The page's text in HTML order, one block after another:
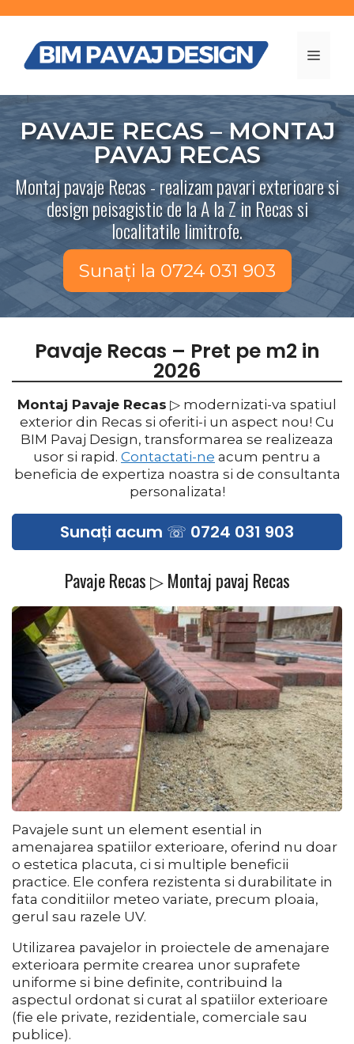
conținut
PAVAJE RECAS – MONTAJ
PAVAJ RECAS
Montaj pavaje Recas - realizam pavari exterioare si
design peisagistic de la A la Z in Recas si
localitatile limitrofe.
Sunați la 0724 031 903
Pavaje Recas – Pret pe m2 in
2026
Montaj Pavaje Recas ▷ modernizati-va spatiul
exterior din Recas si oferiti-i un aspect nou! Cu
BIM Pavaj Design, transformarea se realizeaza
usor si rapid. Contactati-ne acum pentru a
beneficia de expertiza noastra si de consultanta
personalizata!
Sunați acum ☏ 0724 031 903
Pavaje Recas ▷ Montaj pavaj Recas
Pavajele sunt un element esential in
amenajarea spatiilor exterioare, oferind nu doar
o estetica placuta, ci si multiple beneficii
practice. Ele confera rezistenta si durabilitate in
fata conditiilor meteo variate, precum ploaia,
gerul sau razele UV.
Utilizarea pavajelor in proiectele de amenajare
exterioara permite crearea unor suprafete
uniforme si bine definite, contribuind la
aspectul ordonat si curat al spatiilor exterioare
(fie ele private, rezidentiale, comerciale sau
publice).